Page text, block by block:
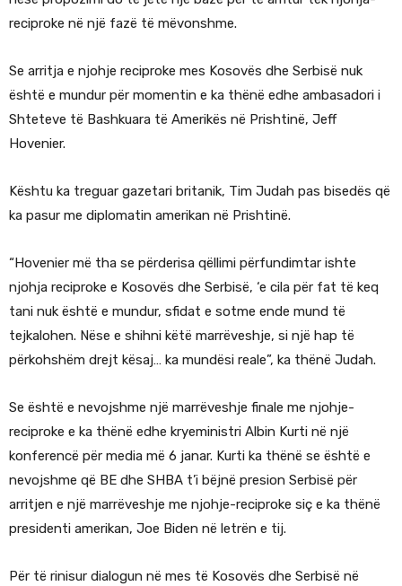
reciproke në një fazë të mëvonshme.
Se arritja e njohje reciproke mes Kosovës dhe Serbisë nuk
është e mundur për momentin e ka thënë edhe ambasadori i
Shteteve të Bashkuara të Amerikës në Prishtinë, Jeff
Hovenier.
Kështu ka treguar gazetari britanik, Tim Judah pas bisedës që
ka pasur me diplomatin amerikan në Prishtinë.
“Hovenier më tha se përderisa qëllimi përfundimtar ishte
njohja reciproke e Kosovës dhe Serbisë, ‘e cila për fat të keq
tani nuk është e mundur, sfidat e sotme ende mund të
tejkalohen. Nëse e shihni këtë marrëveshje, si një hap të
përkohshëm drejt kësaj… ka mundësi reale”, ka thënë Judah.
Se është e nevojshme një marrëveshje finale me njohje-
reciproke e ka thënë edhe kryeministri Albin Kurti në një
konferencë për media më 6 janar. Kurti ka thënë se është e
nevojshme që BE dhe SHBA t’i bëjnë presion Serbisë për
arritjen e një marrëveshje me njohje-reciproke siç e ka thënë
presidenti amerikan, Joe Biden në letrën e tij.
Për të rinisur dialogun në mes të Kosovës dhe Serbisë në